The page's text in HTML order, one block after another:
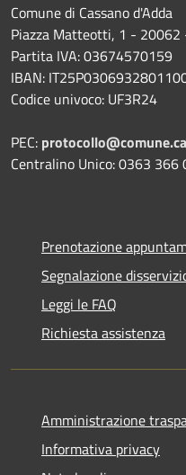
Comune di Cassano d'Adda
Piazza Matteotti, 1 - 20062
Partita IVA: 03674570159
IBAN:
Codice univoco: UF3R24
PEC:
Centralino Unico: 0363 366
Prenotazione
Segnalazione
Leggi le FAQ
Richiesta assistenza
Amministrazione
Informativa privacy